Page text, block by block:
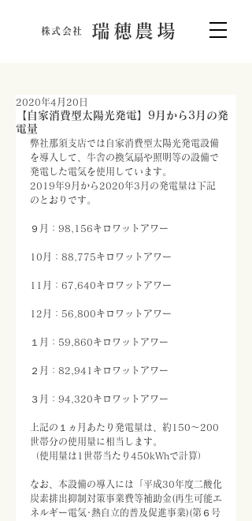
株式会社 瑞穂農場
【自家消費型太陽光発電】9月から3月の発
電量
2020年4月20日
弊社那須支店では自家消費型太陽光発電設備
を導入して、牛舎の換気扇や照明等の設備で
発電した電気を使用しています。
2019年9月から2020年3月の発電量は下記
のとおりです。
９月：98,156キロワットアワー
10月：88,775キロワットアワー
11月：67,640キロワットアワー
12月：56,800キロワットアワー
１月：59,860キロワットアワー
２月：82,941キロワットアワー
３月：94,320キロワットアワー
上記の１ヵ月あたり発電量は、約150～200
世帯分の使用量に相当します。
（使用量は1世帯当たり450kWhで計算）
なお、本設備の導入には「平成30年度二酸化
炭素排出抑制対策事業費等補助金(再生可能エ
ネルギー電気･熱自立的普及促進事業)(第６号